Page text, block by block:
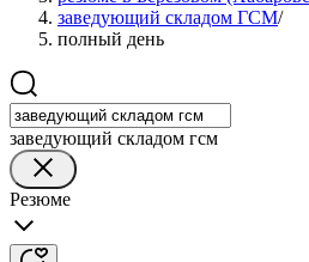
заведующий складом ГСМ/
полный день
заведующий складом гсм
Резюме